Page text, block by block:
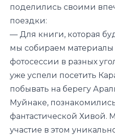
поделились своими
поездки:
— Для книги, которая
мы собираем
фотосессии в разных
уже успели посетить
побывать на берегу
Муйнаке,
фантастической Хивой.
участие в этом